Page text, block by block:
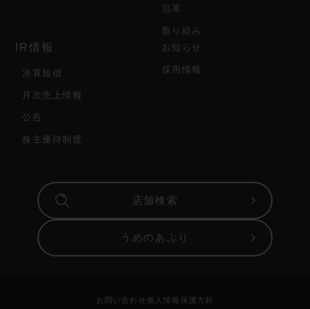
沿革
取り組み
IR情報
決算短信
月次売上情報
公告
株主優待制度
お知らせ
採用情報
店舗検索
うめのあぷり
お問い合わせ 個人情報保護方針